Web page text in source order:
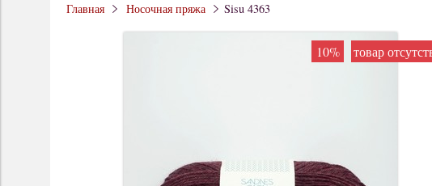
Главная Носочная пряжа Sisu 4363
10% товар